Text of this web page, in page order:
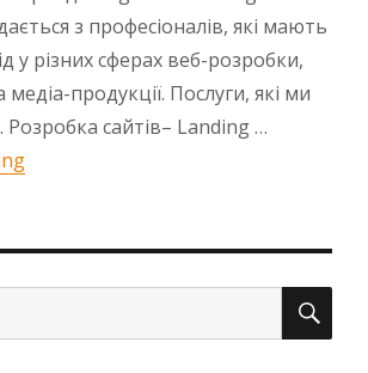
з професіоналів, які мають
у різних сферах веб-розробки,
продукції. Послуги, які ми
сайтів– Landing …
“Прайс на послуги Маркетингової